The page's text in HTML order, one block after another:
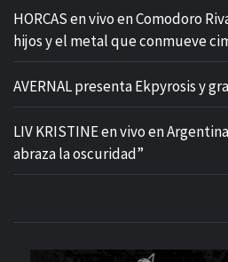
HORCAS en vivo en Comodoro
hijos y el metal que conmueve
AVERNAL presenta Ekpyrosis y
LIV KRISTINE en vivo en
abraza la oscuridad”